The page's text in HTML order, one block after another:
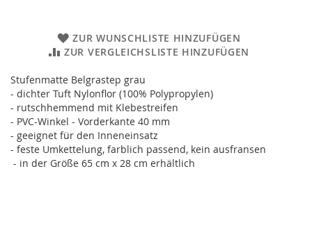
ZUR WUNSCHLISTE HINZUFÜGEN
ZUR VERGLEICHSLISTE HINZUFÜGEN
Stufenmatte Belgrastep grau
- dichter Tuft Nylonflor (100% Polypropylen)
- rutschhemmend mit Klebestreifen
- PVC-Winkel - Vorderkante 40 mm
- geeignet für den Inneneinsatz
- feste Umkettelung, farblich passend, kein ausfransen
- in der Größe 65 cm x 28 cm erhältlich